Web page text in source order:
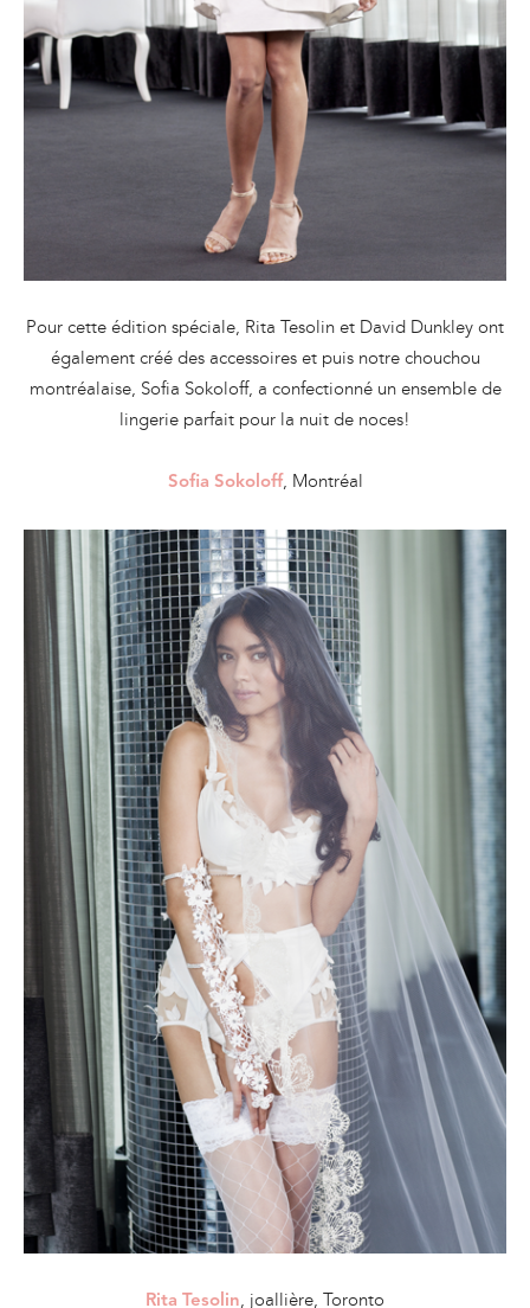
Pour cette édition spéciale, Rita Tesolin et David Dunkley ont
également créé des accessoires et puis notre chouchou
montréalaise, Sofia Sokoloff, a confectionné un ensemble de
lingerie parfait pour la nuit de noces!
Sofia Sokoloff, Montréal
Rita Tesolin, joallière, Toronto